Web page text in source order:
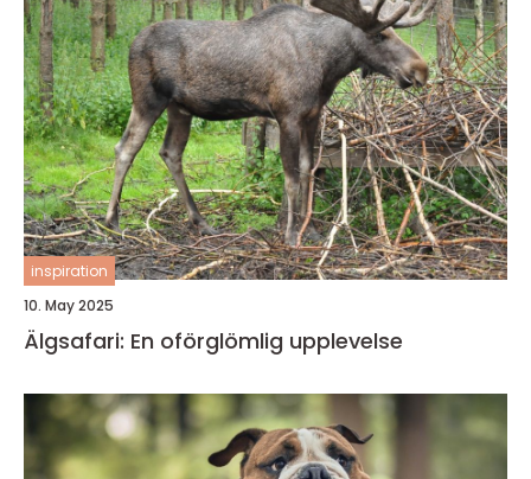
inspiration
10. May 2025
Älgsafari: En oförglömlig upplevelse